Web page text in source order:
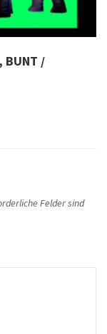
BUNT /
Felder sind